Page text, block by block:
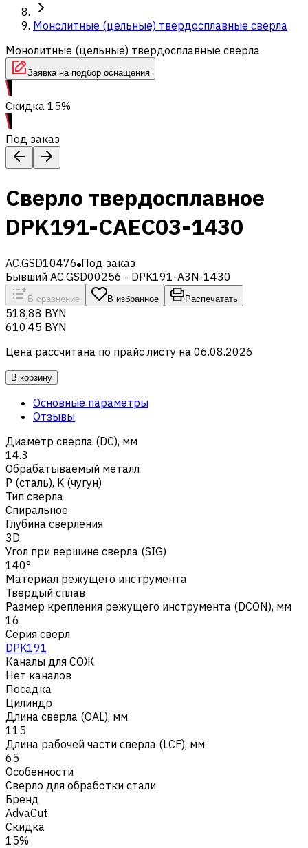
Монолитные (цельные) твердосплавные сверла
Монолитные (цельные) твердосплавные сверла
Заявка на подбор оснащения
Скидка 15%
Под заказ
Сверло твердосплавное
DPK191-CAEC03-1430
AC.GSD10476 Под заказ
Бывший AC.GSD00256 - DPK191-A3N-1430
В сравнение В избранное Распечатать
518,88 BYN
610,45 BYN
Цена рассчитана по прайс листу на 06.08.2026
В корзину
Основные параметры
Отзывы
Диаметр сверла (DC), мм
14.3
Обрабатываемый металл
Р (сталь), K (чугун)
Тип сверла
Спиральное
Глубина сверления
3D
Угол при вершине сверла (SIG)
140°
Материал режущего инструмента
Твердый сплав
Размер крепления режущего инструмента (DCON), мм
16
Серия сверл
DPK191
Каналы для СОЖ
Нет каналов
Посадка
Цилиндр
Длина сверла (OAL), мм
115
Длина рабочей части сверла (LCF), мм
65
Особенности
Сверло для обработки стали
Бренд
AdvaCut
Скидка
15%